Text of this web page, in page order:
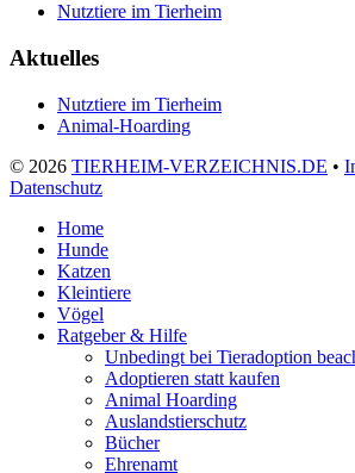
Nutztiere im Tierheim
Aktuelles
Nutztiere im Tierheim
Animal-Hoarding
© 2026 TIERHEIM-VERZEICHNIS.DE •
Datenschutz
Home
Hunde
Katzen
Kleintiere
Vögel
Ratgeber & Hilfe
Unbedingt bei Tieradoption
Adoptieren statt kaufen
Animal Hoarding
Auslandstierschutz
Bücher
Ehrenamt